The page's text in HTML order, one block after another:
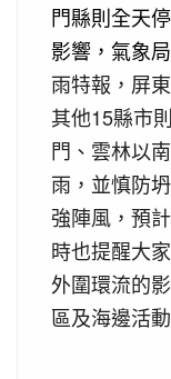
門縣則全天
影響，氣象
雨特報，屏
其他15縣市
門、雲林以
雨，並慎防
強陣風，預
時也提醒大
外圍環流的
區及海邊活動